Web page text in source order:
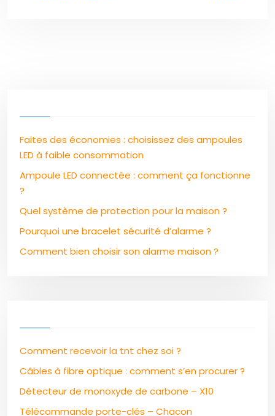
Faites des économies : choisissez des ampoules
LED à faible consommation
Ampoule LED connectée : comment ça fonctionne
?
Quel système de protection pour la maison ?
Pourquoi une bracelet sécurité d’alarme ?
Comment bien choisir son alarme maison ?
Comment recevoir la tnt chez soi ?
Câbles à fibre optique : comment s’en procurer ?
Détecteur de monoxyde de carbone – X10
Télécommande porte-clés – Chacon